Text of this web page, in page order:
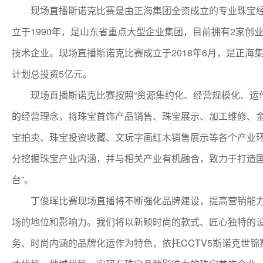
现场直播斯诺克比赛是由正海集团全资成立的专业珠宝
立于1990年，是山东省重点大型企业集团，目前拥有2家创
技术企业。现场直播斯诺克比赛成立于2018年6月，是正海
计划总投资5亿元。
现场直播斯诺克比赛按照“资源集约化、经营规模化、运
的经营理念，将珠宝首饰产品销售、珠宝展示、加工维修、
宝拍卖、珠宝投资收藏、文玩字画红木销售展示等各个产业
分挖掘珠宝产业内涵，并与相关产业有机融合，致力于打造
台”。
丁俊晖比赛现场直播将不断强化品牌建设，提高营销能
场的地位和影响力。我们将以新颖时尚的款式、匠心独特的
务、时尚内涵的品牌化运作为特色，依托CCTV5斯诺克世